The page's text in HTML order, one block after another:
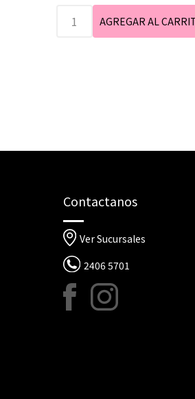
Contactanos
Ver Sucursales
2406 5701